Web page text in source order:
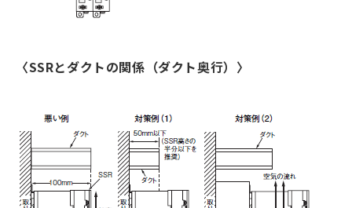
〈SSRとダクトの関係（ダクト奥行）〉